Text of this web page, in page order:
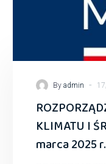
By admin -
KLIMATU I
marca 2025 r.